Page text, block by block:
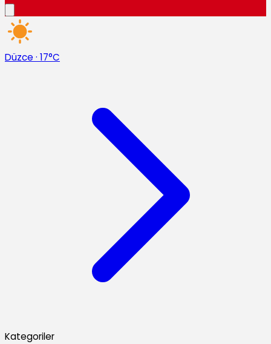
Düzce · 17°C
Kategoriler